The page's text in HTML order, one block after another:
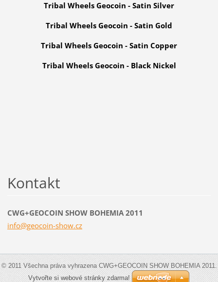
Tribal Wheels Geocoin - Satin Silver
Tribal Wheels Geocoin - Satin Gold
Tribal Wheels Geocoin - Satin Copper
Tribal WheelsGeocoin - Black Nickel
Kontakt
CWG+GEOCOIN SHOW BOHEMIA 2011
info@geocoin-show.cz
© 2011 Všechna práva vyhrazena CWG+GEOCOIN SHOW BOHEMIA 2011.
Vytvořte si webové stránky zdarma!